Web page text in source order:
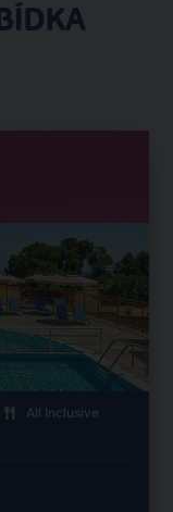
All Inclusive